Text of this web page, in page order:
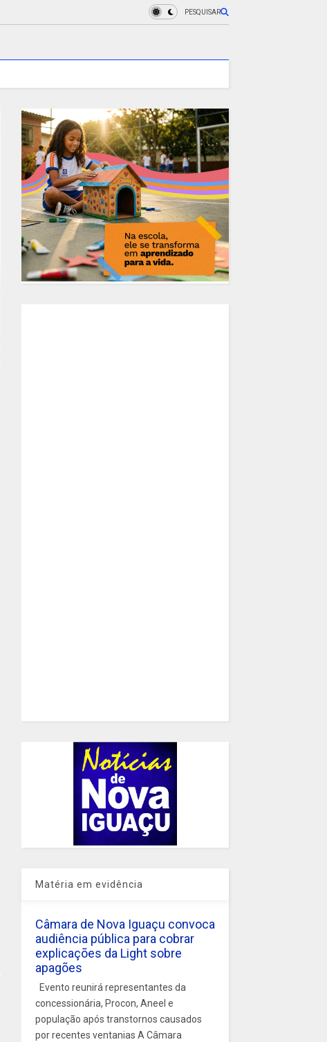
PESQUISAR
Matéria em evidência
Câmara de Nova Iguaçu convoca
audiência pública para cobrar
explicações da Light sobre
apagões
Evento reunirá representantes da
concessionária, Procon, Aneel e
população após transtornos causados
por recentes ventanias A Câmara